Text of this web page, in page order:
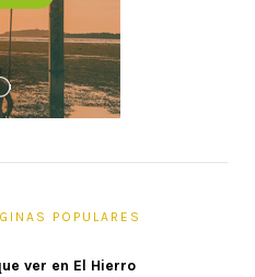
POPULARES
ver en El Hierro